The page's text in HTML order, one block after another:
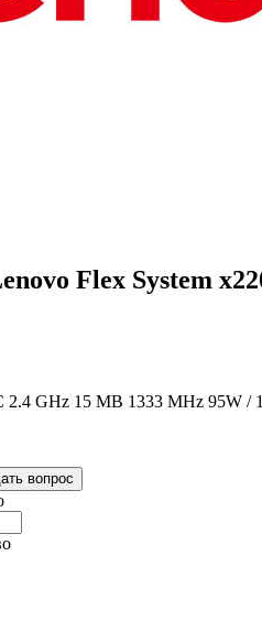
Flex System
2.4 GHz 15 MB 1333 MHz 95W